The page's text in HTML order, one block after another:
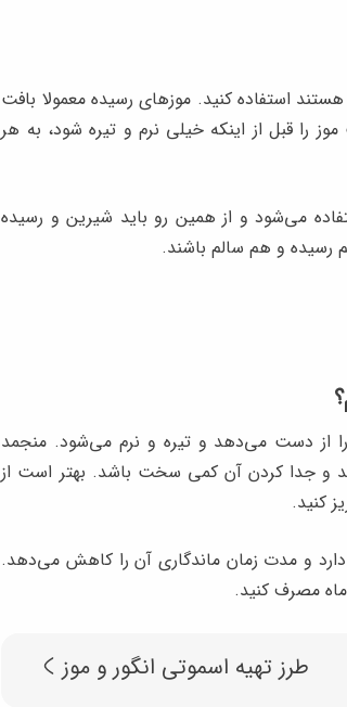
استفاده کنید. موزهای رسیده معمولا بافت
را قبل از اینکه خیلی نرم و تیره شود، به هر
می‌شود و از همین رو باید شیرین و رسیده
رسیده و هم سالم باشند.
از دست می‌دهد و تیره و نرم می‌شود. منجمد
و جدا کردن آن کمی سخت باشد. بهتر است از
کنید.
دارد و مدت زمان ماندگاری آن را کاهش می‌دهد.
ماه مصرف کنید.
طرز تهیه اسموتی انگور و موز